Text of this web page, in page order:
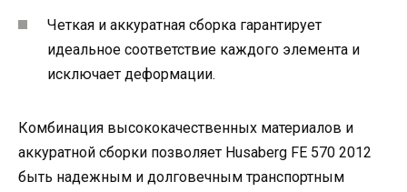
Четкая и аккуратная сборка гарантирует
идеальное соответствие каждого элемента и
исключает деформации.
Комбинация высококачественных материалов и
аккуратной сборки позволяет Husaberg FE 570 2012
быть надежным и долговечным транспортным